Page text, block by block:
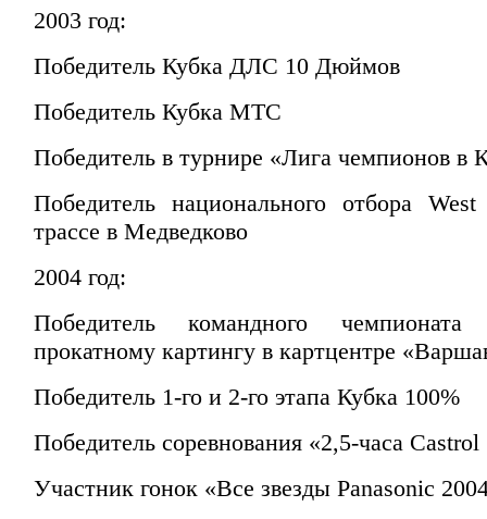
2003 год:
Победитель Кубка ДЛС 10 Дюймов
Победитель Кубка МТС
Победитель в турнире «Лига чемпионов в
Победитель национального отбора
трассе в Медведково
2004 год:
Победитель командного
прокатному картингу в картцентре
Победитель 1-го и 2-го этапа Кубка 100%
Победитель соревнования «2,5-часа
Участник гонок «Все звезды Panasonic